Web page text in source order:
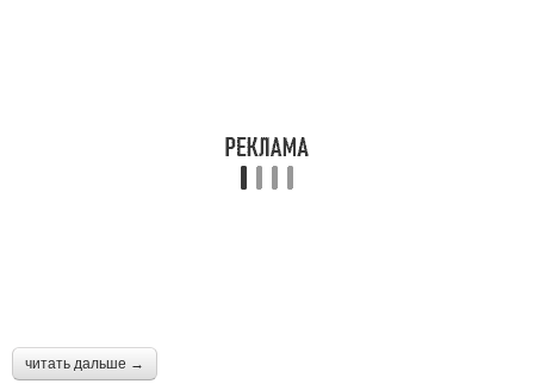
читать дальше →